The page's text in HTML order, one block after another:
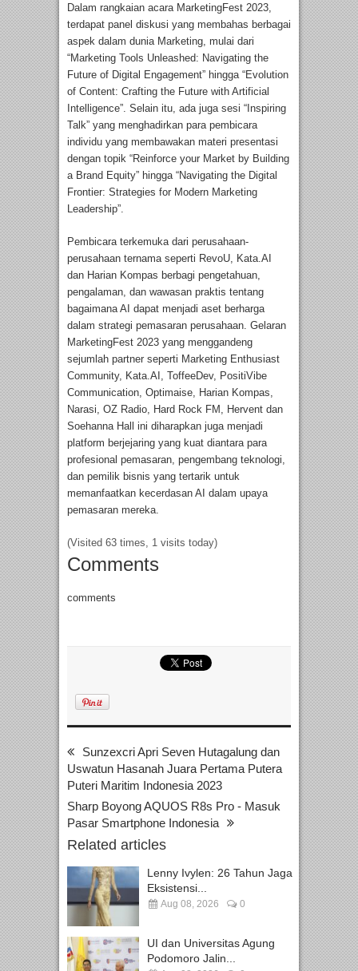
Dalam rangkaian acara MarketingFest 2023,
terdapat panel diskusi yang membahas berbagai
aspek dalam dunia Marketing, mulai dari
“Marketing Tools Unleashed: Navigating the
Future of Digital Engagement” hingga “Evolution
of Content: Crafting the Future with Artificial
Intelligence”. Selain itu, ada juga sesi “Inspiring
Talk” yang menghadirkan para pembicara
individu yang membawakan materi presentasi
dengan topik “Reinforce your Market by Building
a Brand Equity” hingga “Navigating the Digital
Frontier: Strategies for Modern Marketing
Leadership”.
Pembicara terkemuka dari perusahaan-
perusahaan ternama seperti RevoU, Kata.AI
dan Harian Kompas berbagi pengetahuan,
pengalaman, dan wawasan praktis tentang
bagaimana AI dapat menjadi aset berharga
dalam strategi pemasaran perusahaan. Gelaran
MarketingFest 2023 yang menggandeng
sejumlah partner seperti Marketing Enthusiast
Community, Kata.AI, ToffeeDev, PositiVibe
Communication, Optimaise, Harian Kompas,
Narasi, OZ Radio, Hard Rock FM, Hervent dan
Soehanna Hall ini diharapkan juga menjadi
platform berjejaring yang kuat diantara para
profesional pemasaran, pengembang teknologi,
dan pemilik bisnis yang tertarik untuk
memanfaatkan kecerdasan AI dalam upaya
pemasaran mereka.
(Visited 63 times, 1 visits today)
Comments
comments
Sunzexcri Apri Seven Hutagalung dan
Uswatun Hasanah Juara Pertama Putera
Puteri Maritim Indonesia 2023
Sharp Boyong AQUOS R8s Pro - Masuk
Pasar Smartphone Indonesia
Related articles
Lenny Ivylen: 26 Tahun Jaga
Eksistensi...
Aug 08, 2026 0
UI dan Universitas Agung
Podomoro Jalin...